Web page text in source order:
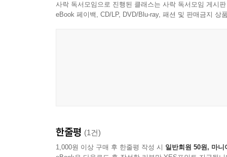
사락 독서모임으로 진행된 클래스는 사락 독서모임 게시
eBook 페이백, CD/LP, DVD/Blu-ray, 패션 및 판매금지 상
한줄평 (1건)
1,000원 이상 구매 후 한줄평 작성 시 일반회원 50원, 마니